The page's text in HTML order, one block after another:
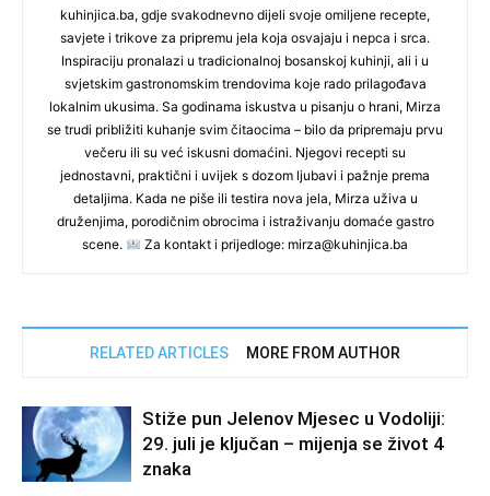
kuhinjica.ba, gdje svakodnevno dijeli svoje omiljene recepte,
savjete i trikove za pripremu jela koja osvajaju i nepca i srca.
Inspiraciju pronalazi u tradicionalnoj bosanskoj kuhinji, ali i u
svjetskim gastronomskim trendovima koje rado prilagođava
lokalnim ukusima. Sa godinama iskustva u pisanju o hrani, Mirza
se trudi približiti kuhanje svim čitaocima – bilo da pripremaju prvu
večeru ili su već iskusni domaćini. Njegovi recepti su
jednostavni, praktični i uvijek s dozom ljubavi i pažnje prema
detaljima. Kada ne piše ili testira nova jela, Mirza uživa u
druženjima, porodičnim obrocima i istraživanju domaće gastro
scene.
Za kontakt i prijedloge: mirza@kuhinjica.ba
RELATED ARTICLES MORE FROM AUTHOR
Stiže pun Jelenov Mjesec u Vodoliji:
29. juli je ključan – mijenja se život 4
znaka